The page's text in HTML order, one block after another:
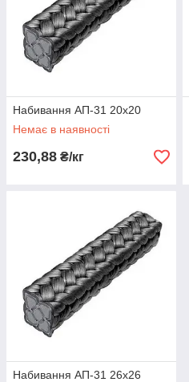
Набивання АП-31 20х20
Немає в наявності
230,88 ₴/кг
Набивання АП-31 26х26